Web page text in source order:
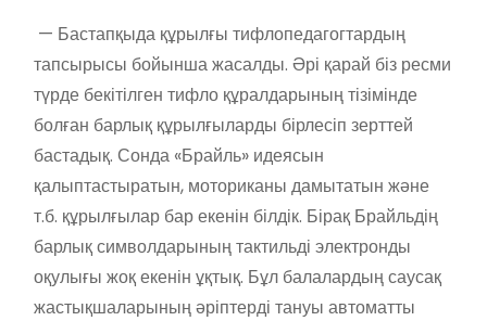
— Бастапқыда құрылғы тифлопедагогтардың
тапсырысы бойынша жасалды. Әрі қарай біз ресми
түрде бекітілген тифло құралдарының тізімінде
болған барлық құрылғыларды бірлесіп зерттей
бастадық. Сонда «Брайль» идеясын
қалыптастыратын, моториканы дамытатын және
т.б. құрылғылар бар екенін білдік. Бірақ Брайльдің
барлық символдарының тактильді электронды
оқулығы жоқ екенін ұқтық. Бұл балалардың саусақ
жастықшаларының әріптерді тануы автоматты